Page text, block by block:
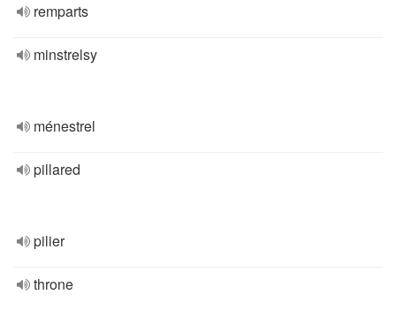
remparts
minstrelsy
ménestrel
pillared
pilier
throne